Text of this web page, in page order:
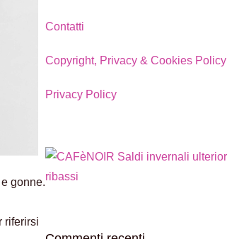
gonne.
riferirsi
Contatti
Copyright, Privacy & Cookies Policy
Privacy Policy